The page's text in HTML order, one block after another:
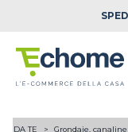
DA TE Grondaie,